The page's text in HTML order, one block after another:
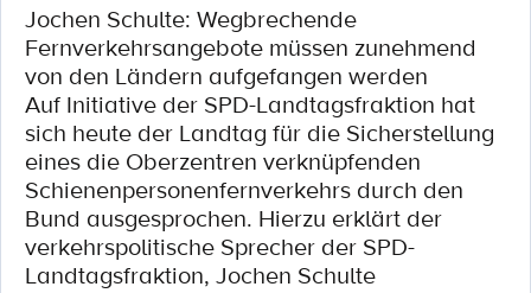
Jochen Schulte: Wegbrechende
Fernverkehrsangebote müssen zunehmend
von den Ländern aufgefangen werden
Auf Initiative der SPD-Landtagsfraktion hat
sich heute der Landtag für die Sicherstellung
eines die Oberzentren verknüpfenden
Schienenpersonenfernverkehrs durch den
Bund ausgesprochen. Hierzu erklärt der
verkehrspolitische Sprecher der SPD-
Landtagsfraktion, Jochen Schulte